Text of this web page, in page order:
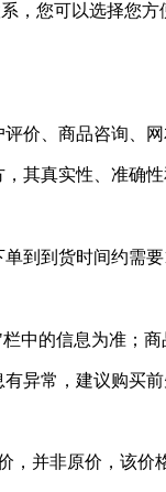
，您可以选择您
价、商品咨询、
其真实性、准确
单到到货时间约需要
栏中的信息为准；商
异常，建议购买前
，并非原价，该价